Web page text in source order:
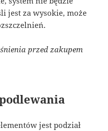
jest za wysokie, może
przed zakupem
jest podział